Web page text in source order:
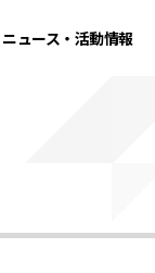
ニュース・活動情報